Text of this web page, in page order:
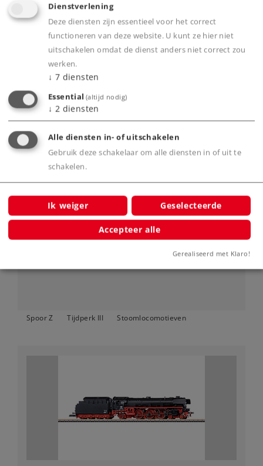
Spoor Z Tijdperk I Stoomlocomotieven
NIEUW
Art.-No. 88837
Zware goederenlocomotief type 52 met
kuiptender
299,00 €
Spoor Z Tijdperk III Stoomlocomotieven
Dienstverlening
Deze diensten zijn essentieel voor het correct
functioneren van deze website. U kunt ze hier niet
uitschakelen omdat de dienst anders niet correct zou
werken.
↓ 7 diensten
Essential (altijd nodig)
↓ 2 diensten
Alle diensten in- of uitschakelen
Gebruik deze schakelaar om alle diensten in of uit te
schakelen.
Ik weiger Geselecteerde
Accepteer alle
Gerealiseerd met Klaro!